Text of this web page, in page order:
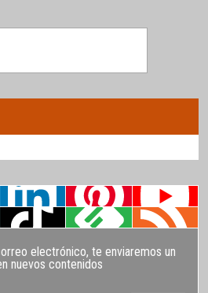
electrónico, te enviaremos un
nuevos contenidos